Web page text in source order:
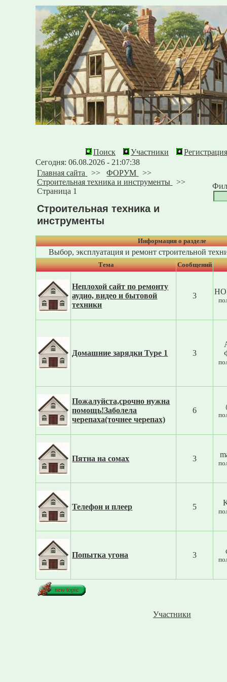
Поиск Участники
Регистрация
Сегодня: 06.08.2026 - 21:07:38
Главная сайта
>>ФОРУМ
>>
Строительная техника и инструменты
>>
Страница 1
Строительная техника и
инструменты
Информация о разделе
Выбор, эксплуатация и ремонт строительной
Тема Cообщений
Неплохой сайт по ремонту
аудио, видео и бытовой
техники
3
Домашние зарядки Type 1 3
Пожалуйста,срочно нужна
помощь!Заболела
черепаха(точнее черепах)
6
Пятна на сомах 3
Телефон и плеер 5
Попытка угона 3
Участники